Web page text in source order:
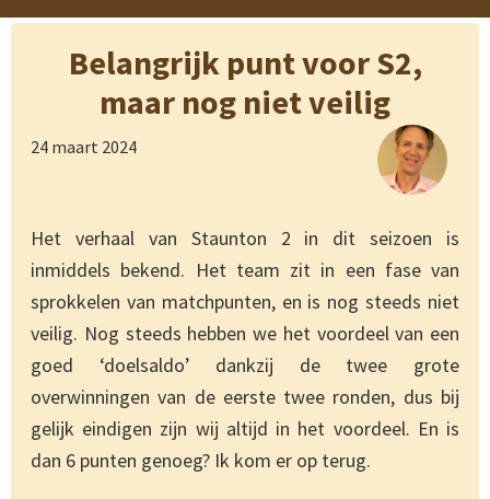
Belangrijk punt voor S2,
maar nog niet veilig
24 maart 2024
Het verhaal van Staunton 2 in dit seizoen is
inmiddels bekend. Het team zit in een fase van
sprokkelen van matchpunten, en is nog steeds niet
veilig. Nog steeds hebben we het voordeel van een
goed ‘doelsaldo’ dankzij de twee grote
overwinningen van de eerste twee ronden, dus bij
gelijk eindigen zijn wij altijd in het voordeel. En is
dan 6 punten genoeg? Ik kom er op terug.